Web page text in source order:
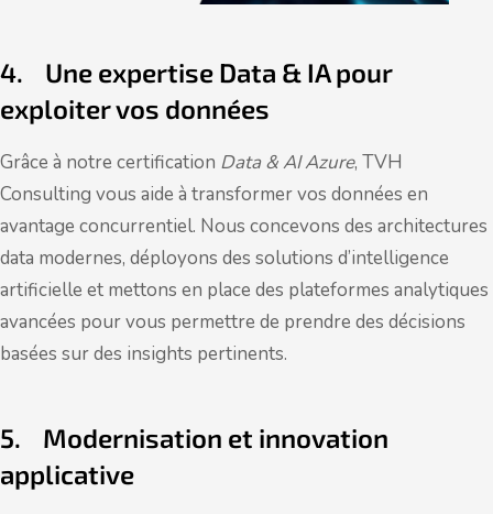
4. Une expertise Data & IA pour
exploiter vos données
Grâce à notre certification Data & AI Azure, TVH
Consulting vous aide à transformer vos données en
avantage concurrentiel. Nous concevons des architectures
data modernes, déployons des solutions d’intelligence
artificielle et mettons en place des plateformes analytiques
avancées pour vous permettre de prendre des décisions
basées sur des insights pertinents.
5. Modernisation et innovation
applicative